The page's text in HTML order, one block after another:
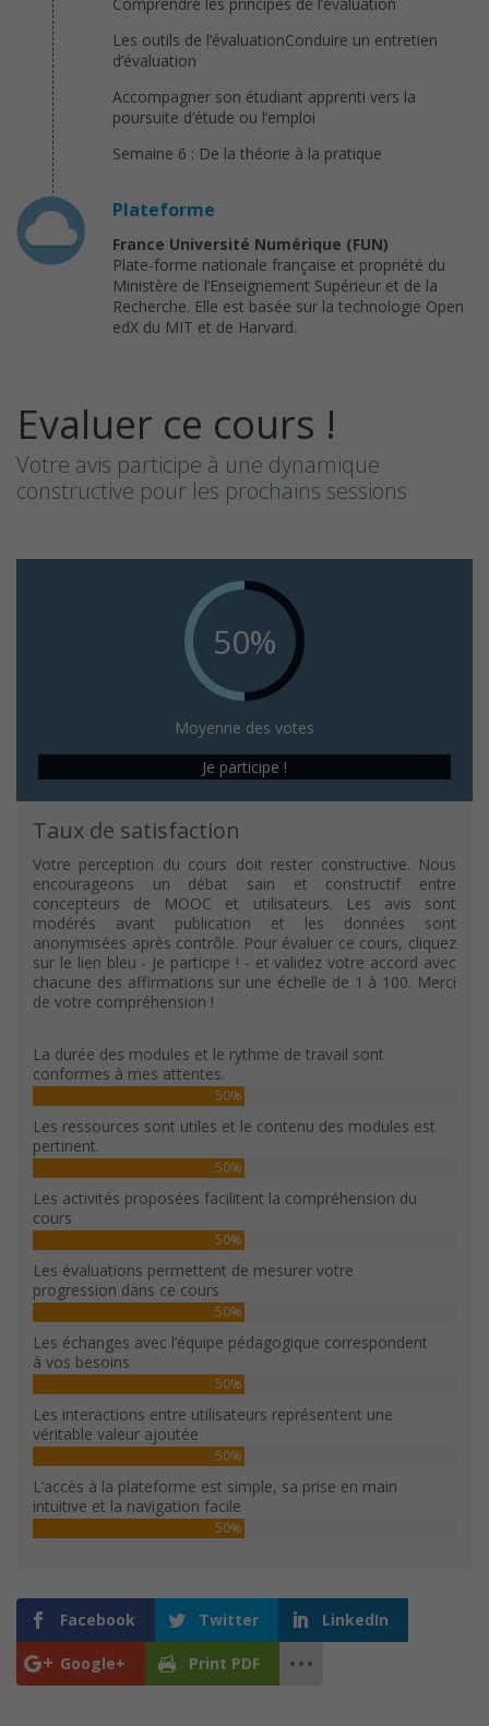
Les outils de l’évaluationConduire un entretien
d’évaluation
Accompagner son étudiant apprenti vers la
poursuite d’étude ou l’emploi
Semaine 6 : De la théorie à la pratique
Plateforme
France Université Numérique (FUN)
Plate-forme nationale française et propriété du
Ministère de l’Enseignement Supérieur et de la
Recherche. Elle est basée sur la technologie Open
edX du MIT et de Harvard.
Evaluer ce cours !
Votre avis participe à une dynamique
constructive pour les prochains sessions
50%
Moyenne des votes
Je participe !
Taux de satisfaction
Votre perception du cours doit rester constructive. Nous
encourageons un débat sain et constructif entre
concepteurs de MOOC et utilisateurs. Les avis sont
modérés avant publication et les données sont
anonymisées après contrôle. Pour évaluer ce cours, cliquez
sur le lien bleu - Je participe ! - et validez votre accord avec
chacune des affirmations sur une échelle de 1 à 100. Merci
de votre compréhension !
La durée des modules et le rythme de travail sont
conformes à mes attentes.
50%
Les ressources sont utiles et le contenu des modules est
pertinent.
50%
Les activités proposées facilitent la compréhension du
cours
50%
Les évaluations permettent de mesurer votre
progression dans ce cours
50%
Les échanges avec l’équipe pédagogique correspondent
à vos besoins
50%
Les interactions entre utilisateurs représentent une
véritable valeur ajoutée
50%
L’accès à la plateforme est simple, sa prise en main
intuitive et la navigation facile
50%
Facebook Twitter LinkedIn
Google+ Print PDF